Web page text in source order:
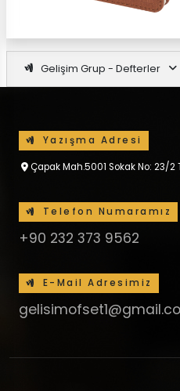
Gelişim Grup - Defterler
Yazışma Adresi
Çapak Mah.5001 Sokak No: 23/2
Telefon Numaramız
+90 232 373 9562
E-Mail Adresimiz